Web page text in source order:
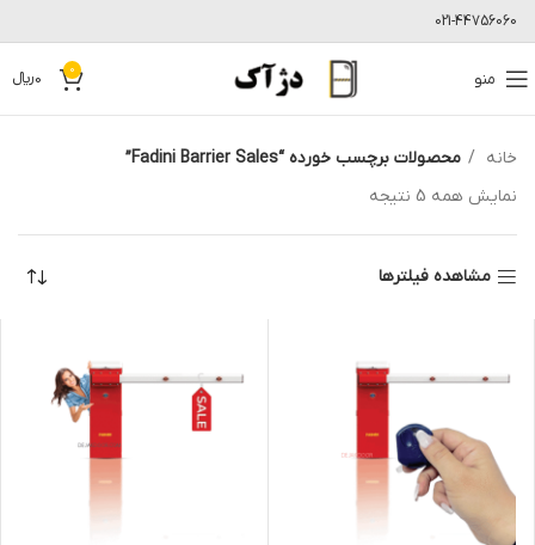
021-44756060
منو 0
0﷼
خانه
محصولات برچسب خورده “Fadini Barrier Sales”
نمایش همه 5 نتیجه
مشاهده فیلترها